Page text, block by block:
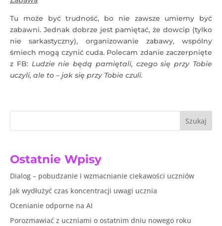
Tu może być trudność, bo nie zawsze umiemy być
zabawni. Jednak dobrze jest pamiętać, że dowcip (tylko
nie sarkastyczny), organizowanie zabawy, wspólny
śmiech mogą czynić cuda. Polecam zdanie zaczerpnięte
z FB: Ludzie nie będą pamiętali, czego się przy Tobie
uczyli, ale to – jak się przy Tobie czuli.
Szukaj
Ostatnie Wpisy
Dialog – pobudzanie i wzmacnianie ciekawości uczniów
Jak wydłużyć czas koncentracji uwagi ucznia
Ocenianie odporne na AI
Porozmawiać z uczniami o ostatnim dniu nowego roku